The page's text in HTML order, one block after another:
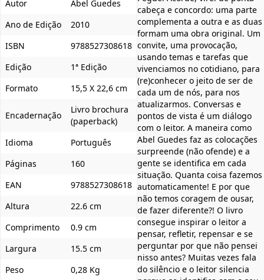
Autor
Abel Guedes
Ano de Edição
2010
ISBN
9788527308618
Edição
1ª Edição
Formato
15,5 X 22,6 cm
Encadernação
Livro brochura
(paperback)
Idioma
Português
Páginas
160
EAN
9788527308618
Altura
22.6 cm
Comprimento
0.9 cm
Largura
15.5 cm
Peso
0,28 Kg
cabeça e concordo: uma parte
complementa a outra e as duas
formam uma obra original. Um
convite, uma provocação,
usando temas e tarefas que
vivenciamos no cotidiano, para
(re)conhecer o jeito de ser de
cada um de nós, para nos
atualizarmos. Conversas e
pontos de vista é um diálogo
com o leitor. A maneira como
Abel Guedes faz as colocações
surpreende (não ofende) e a
gente se identifica em cada
situação. Quanta coisa fazemos
automaticamente! E por que
não temos coragem de ousar,
de fazer diferente?! O livro
consegue inspirar o leitor a
pensar, refletir, repensar e se
perguntar por que não pensei
nisso antes? Muitas vezes fala
do silêncio e o leitor silencia